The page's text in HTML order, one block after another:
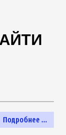
Подробнее ...